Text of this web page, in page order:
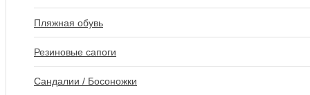
Пляжная обувь
Резиновые сапоги
Сандалии / Босоножки